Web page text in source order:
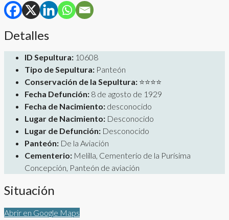
Detalles
ID Sepultura: 10608
Tipo de Sepultura: Panteón
Conservación de la Sepultura: ⭐⭐⭐⭐
Fecha Defunción: 8 de agosto de 1929
Fecha de Nacimiento: desconocido
Lugar de Nacimiento: Desconocido
Lugar de Defunción: Desconocido
Panteón: De la Aviación
Cementerio: Melilla, Cementerio de la Purísima
Concepción, Panteón de aviación
Situación
Abrir en Google Maps